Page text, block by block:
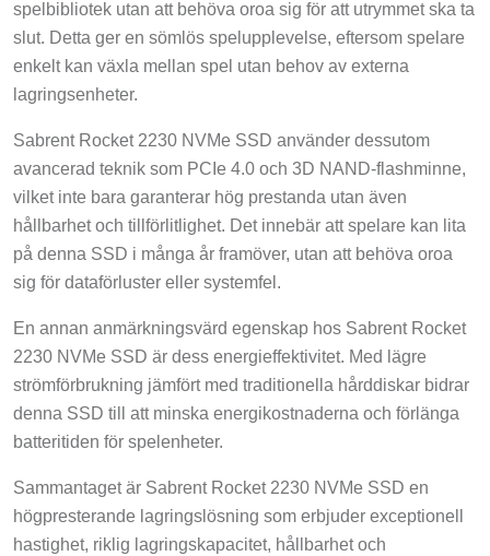
spelbibliotek utan att behöva oroa sig för att utrymmet ska ta
slut. Detta ger en sömlös spelupplevelse, eftersom spelare
enkelt kan växla mellan spel utan behov av externa
lagringsenheter.
Sabrent Rocket 2230 NVMe SSD använder dessutom
avancerad teknik som PCIe 4.0 och 3D NAND-flashminne,
vilket inte bara garanterar hög prestanda utan även
hållbarhet och tillförlitlighet. Det innebär att spelare kan lita
på denna SSD i många år framöver, utan att behöva oroa
sig för dataförluster eller systemfel.
En annan anmärkningsvärd egenskap hos Sabrent Rocket
2230 NVMe SSD är dess energieffektivitet. Med lägre
strömförbrukning jämfört med traditionella hårddiskar bidrar
denna SSD till att minska energikostnaderna och förlänga
batteritiden för spelenheter.
Sammantaget är Sabrent Rocket 2230 NVMe SSD en
högpresterande lagringslösning som erbjuder exceptionell
hastighet, riklig lagringskapacitet, hållbarhet och